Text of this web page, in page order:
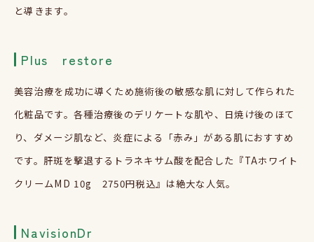
と導きます。
Plus restore
美容治療を成功に導くため施術後の敏感な肌に対して作られた
化粧品です。各種治療後のデリケートな肌や、日焼け後のほて
り、ダメージ肌など、炎症による「赤み」がある肌におすすめ
です。肝斑を撃退するトラネキサム酸を配合した『TAホワイト
クリームMD 10g 2750円税込』は絶大な人気。
NavisionDr